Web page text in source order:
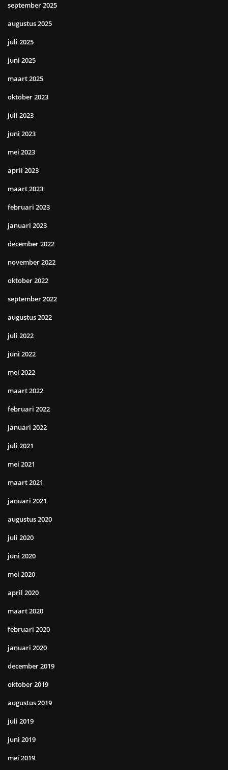
september 2025
augustus 2025
juli 2025
juni 2025
maart 2025
oktober 2023
juli 2023
juni 2023
mei 2023
april 2023
maart 2023
februari 2023
januari 2023
december 2022
november 2022
oktober 2022
september 2022
augustus 2022
juli 2022
juni 2022
mei 2022
maart 2022
februari 2022
januari 2022
juli 2021
mei 2021
maart 2021
januari 2021
augustus 2020
juli 2020
juni 2020
mei 2020
april 2020
maart 2020
februari 2020
januari 2020
december 2019
oktober 2019
augustus 2019
juli 2019
juni 2019
mei 2019